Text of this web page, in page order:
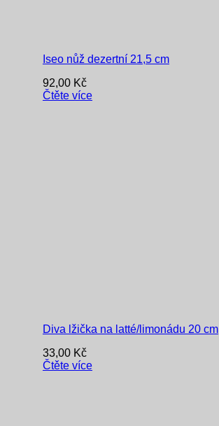
Iseo nůž dezertní 21,5 cm
92,00 Kč
Čtěte více
Diva lžička na latté/limonádu 20 cm
33,00 Kč
Čtěte více